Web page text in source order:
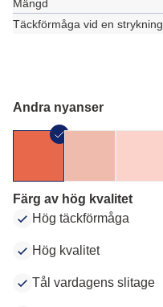
Mängd
Täckförmåga vid en strykning
Andra nyanser
Färg av hög kvalitet
Hög täckförmåga
Hög kvalitet
Tål vardagens slitage